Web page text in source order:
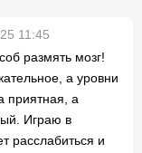
11:45
размять мозг!
а уровни
приятная, а
Играю в
расслабиться и